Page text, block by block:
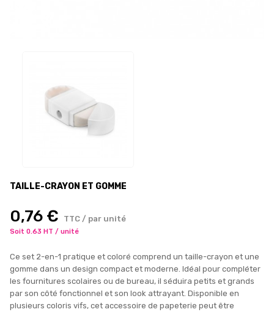
TAILLE-CRAYON ET GOMME
0,76 € TTC / par unité
Soit 0.63 HT / unité
Ce set 2-en-1 pratique et coloré comprend un taille-crayon et une
gomme dans un design compact et moderne. Idéal pour compléter
les fournitures scolaires ou de bureau, il séduira petits et grands
par son côté fonctionnel et son look attrayant. Disponible en
plusieurs coloris vifs, cet accessoire de papeterie peut être